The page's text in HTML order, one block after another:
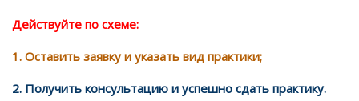
Действуйте по схеме:
1. Оставить заявку и указать вид практики;
2. Получить консультацию и успешно сдать практику.